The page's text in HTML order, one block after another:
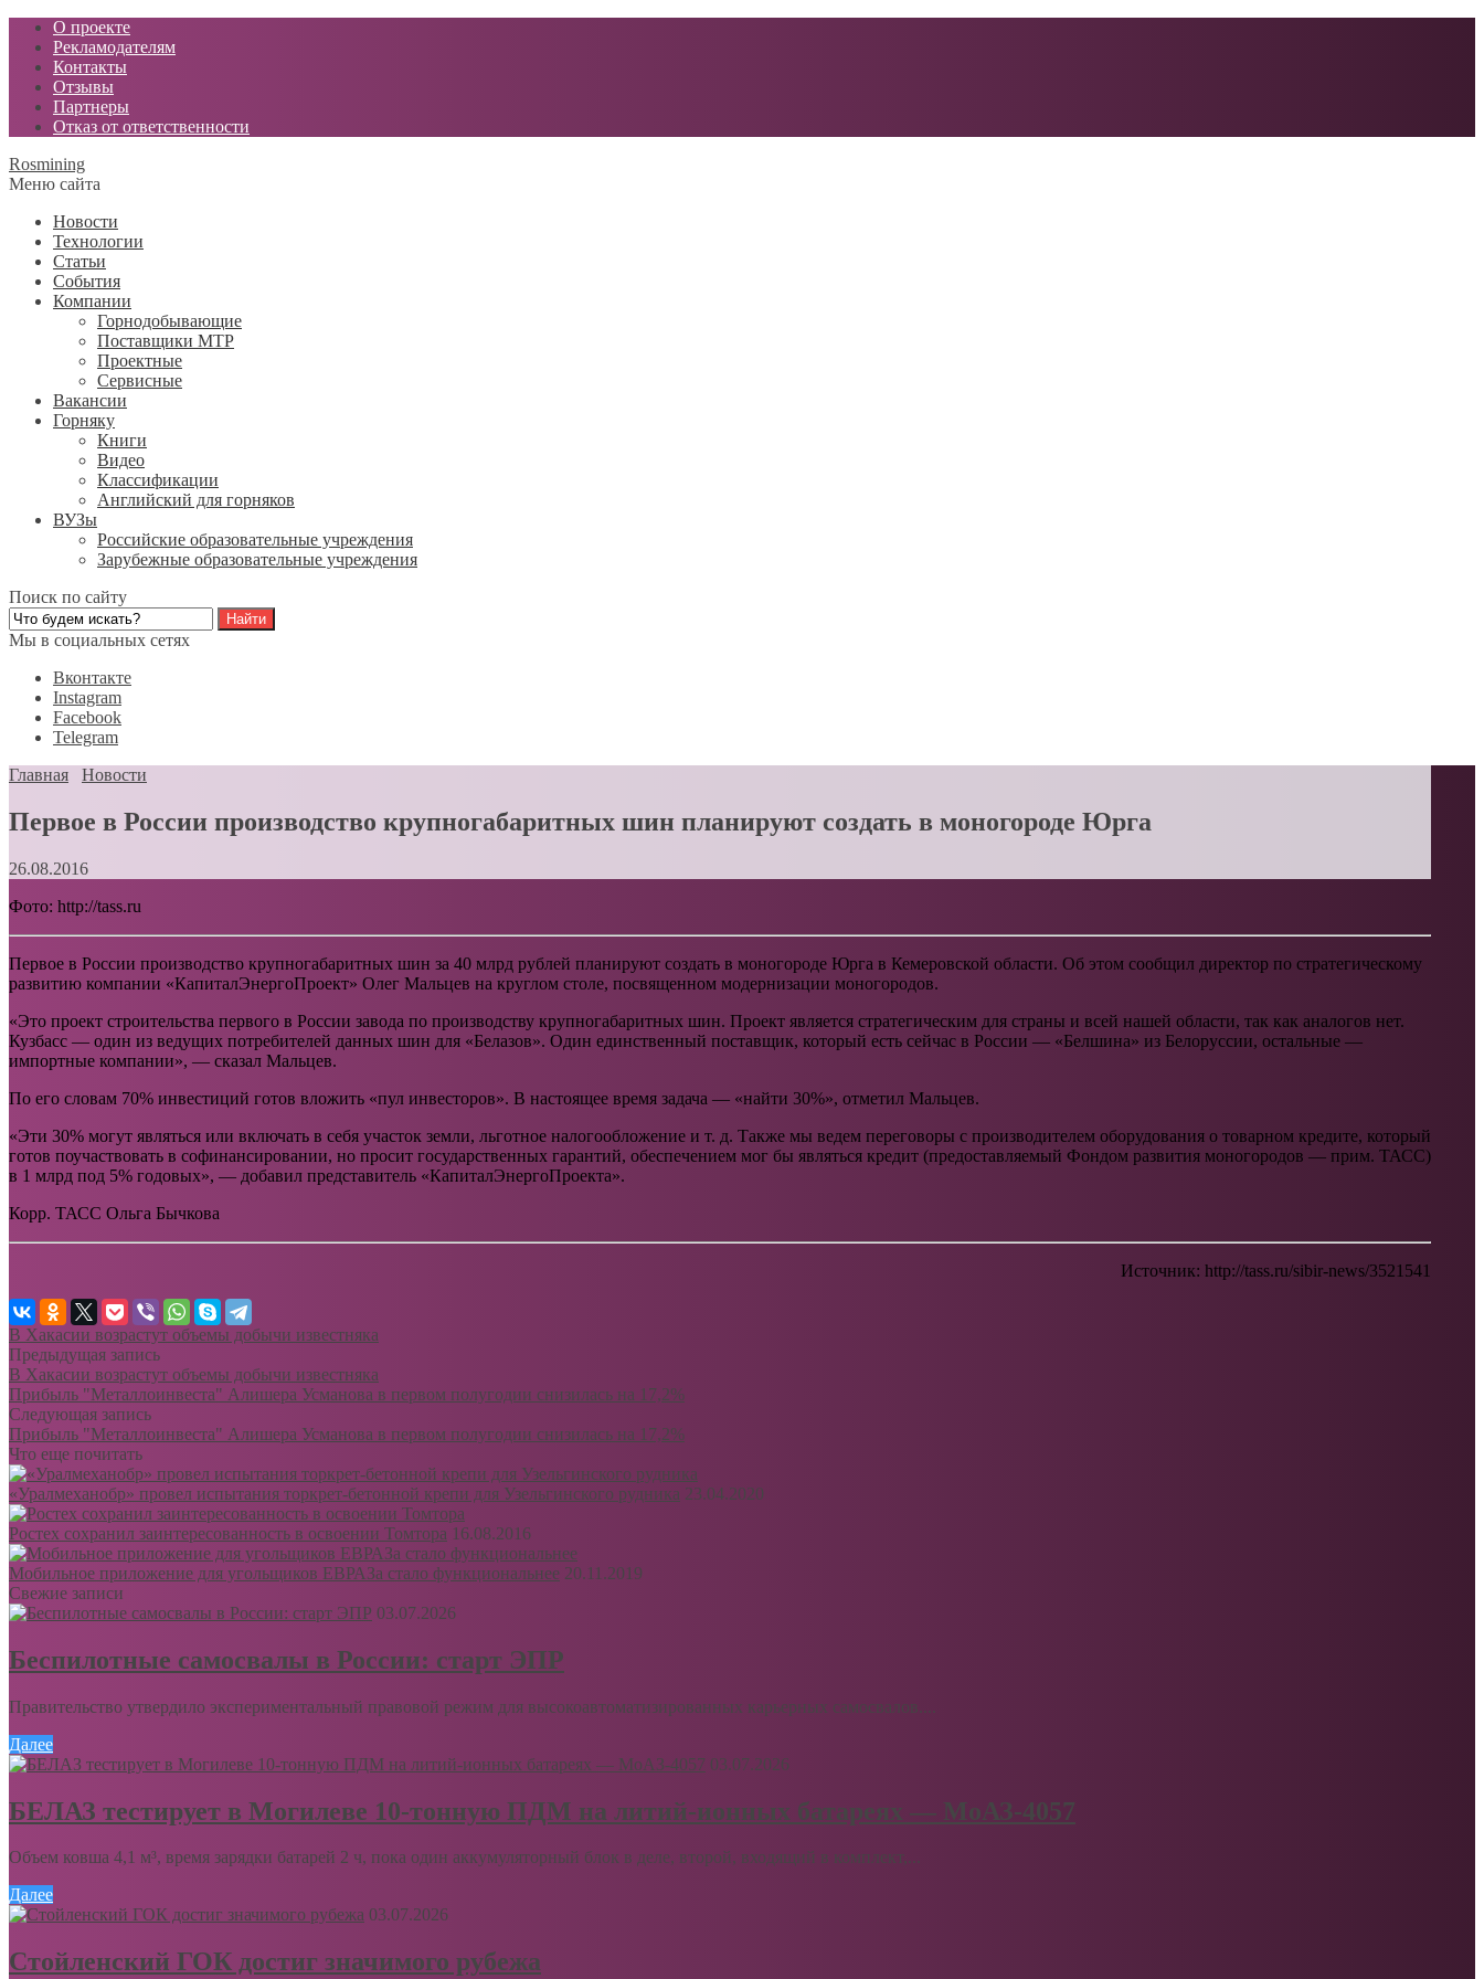
О проекте
Рекламодателям
Контакты
Отзывы
Партнеры
Отказ от ответственности
Rosmining
Меню сайта
Новости
Технологии
Статьи
События
Компании
Горнодобывающие
Поставщики МТР
Проектные
Сервисные
Вакансии
Горняку
Книги
Видео
Классификации
Английский для горняков
ВУЗы
Российские образовательные учреждения
Зарубежные образовательные учреждения
Поиск по сайту
Мы в социальных сетях
Вконтакте
Instagram
Facebook
Telegram
Главная
Новости
Первое в России производство крупногабаритных шин планируют создать в моногороде Юрга
26.08.2016
Фото: http://tass.ru
Первое в России производство крупногабаритных шин за 40 млрд рублей планируют создать в моногороде Юрга в Кемеровской области. Об этом сообщил директор по стратегическому
развитию компании «КапиталЭнергоПроект» Олег Мальцев на круглом столе, посвященном модернизации моногородов.
«Это проект строительства первого в России завода по производству крупногабаритных шин. Проект является стратегическим для страны и всей нашей области, так как аналогов нет.
Кузбасс — один из ведущих потребителей данных шин для «Белазов». Один единственный поставщик, который есть сейчас в России — «Белшина» из Белоруссии, остальные —
импортные компании», — сказал Мальцев.
По его словам 70% инвестиций готов вложить «пул инвесторов». В настоящее время задача — «найти 30%», отметил Мальцев.
«Эти 30% могут являться или включать в себя участок земли, льготное налогообложение и т. д. Также мы ведем переговоры с производителем оборудования о товарном кредите, который
готов поучаствовать в софинансировании, но просит государственных гарантий, обеспечением мог бы являться кредит (предоставляемый Фондом развития моногородов — прим. ТАСС)
в 1 млрд под 5% годовых», — добавил представитель «КапиталЭнергоПроекта».
Корр. ТАСС Ольга Бычкова
Источник: http://tass.ru/sibir-news/3521541
В Хакасии возрастут объемы добычи известняка
Предыдущая запись
В Хакасии возрастут объемы добычи известняка
Прибыль "Металлоинвеста" Алишера Усманова в первом полугодии снизилась на 17,2%
Следующая запись
Прибыль "Металлоинвеста" Алишера Усманова в первом полугодии снизилась на 17,2%
Что еще почитать
«Уралмеханобр» провел испытания торкрет-бетонной крепи для Узельгинского рудника 23.04.2020
Ростех сохранил заинтересованность в освоении Томтора 16.08.2016
Мобильное приложение для угольщиков ЕВРАЗа стало функциональнее 20.11.2019
Свежие записи
03.07.2026
Беспилотные самосвалы в России: старт ЭПР
Правительство утвердило экспериментальный правовой режим для высокоавтоматизированных карьерных самосвалов....
Далее
03.07.2026
БЕЛАЗ тестирует в Могилеве 10-тонную ПДМ на литий-ионных батареях — МоАЗ-4057
Объем ковша 4,1 м³, время зарядки батарей 2 ч, пока один аккумуляторный блок в деле, второй, входящий в комплект,...
Далее
03.07.2026
Стойленский ГОК достиг значимого рубежа